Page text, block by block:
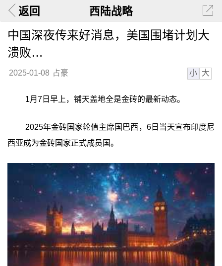
返回 西陆战略
中国深夜传来好消息，美国围堵计划大
溃败…
2025-01-08 占豪 小 大
1月7日早上，铺天盖地全是金砖的最新动态。
2025年金砖国家轮值主席国巴西，6日当天宣布印度尼
西亚成为金砖国家正式成员国。